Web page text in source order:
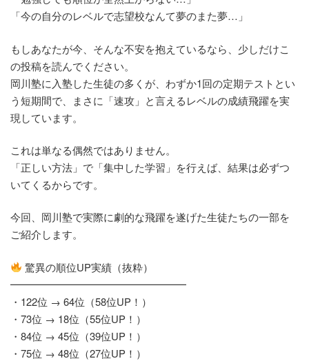
「今の自分のレベルで志望校なんて夢のまた夢…」
もしあなたが今、そんな不安を抱えているなら、少しだけこ
の投稿を読んでください。
岡川塾に入塾した生徒の多くが、わずか1回の定期テストとい
う短期間で、まさに「速攻」と言えるレベルの成績飛躍を実
現しています。
これは単なる偶然ではありません。
「正しい方法」で「集中した学習」を行えば、結果は必ずつ
いてくるからです。
今回、岡川塾で実際に劇的な飛躍を遂げた生徒たちの一部を
ご紹介します。
驚異の順位UP実績（抜粋）
━━━━━━━━━━━━━━━━━
・122位 → 64位（58位UP！）
・73位 → 18位（55位UP！）
・84位 → 45位（39位UP！）
・75位 → 48位（27位UP！）